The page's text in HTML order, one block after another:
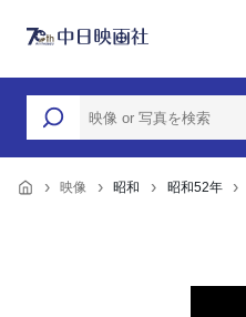
映像 昭和 昭和52年